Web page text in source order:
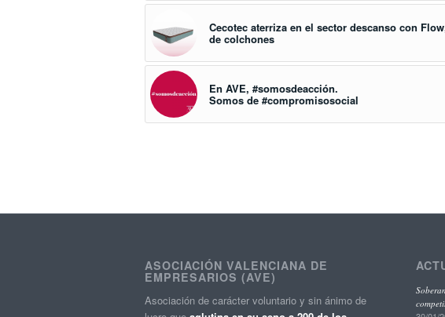
Cecotec aterriza en el sector descanso con
de colchones
En AVE, #somosdeacción.
Somos de #compromisosocial
ASOCIACIÓN VALENCIANA DE
EMPRESARIOS (AVE)
Asociación de carácter voluntario y sin ánimo de